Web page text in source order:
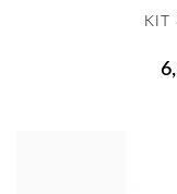
KIT